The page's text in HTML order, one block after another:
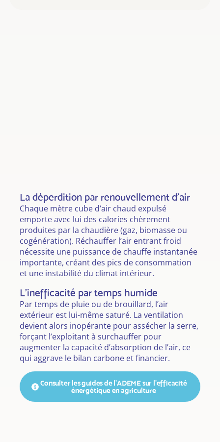
La déperdition par renouvellement d'air
Chaque mètre cube d’air chaud expulsé
emporte avec lui des calories chèrement
produites par la chaudière (gaz, biomasse ou
cogénération). Réchauffer l’air entrant froid
nécessite une puissance de chauffe instantanée
importante, créant des pics de consommation
et une instabilité du climat intérieur.
L'inefficacité par temps humide
Par temps de pluie ou de brouillard, l’air
extérieur est lui-même saturé. La ventilation
devient alors inopérante pour assécher la serre,
forçant l’exploitant à surchauffer pour
augmenter la capacité d’absorption de l’air, ce
qui aggrave le bilan carbone et financier.
Consulter les guides de l'ADEME sur l'efficacité
énergétique en agriculture